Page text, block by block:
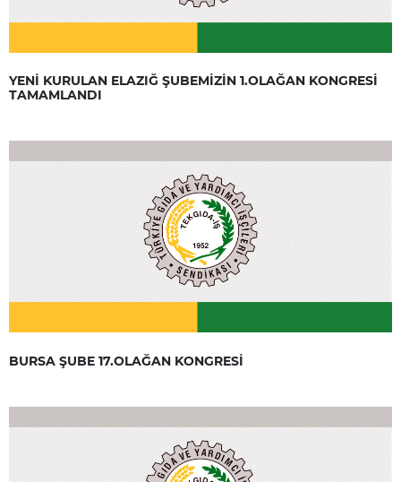
YENİ KURULAN ELAZIĞ ŞUBEMİZİN 1.OLAĞAN KONGRESİ
TAMAMLANDI
BURSA ŞUBE 17.OLAĞAN KONGRESİ